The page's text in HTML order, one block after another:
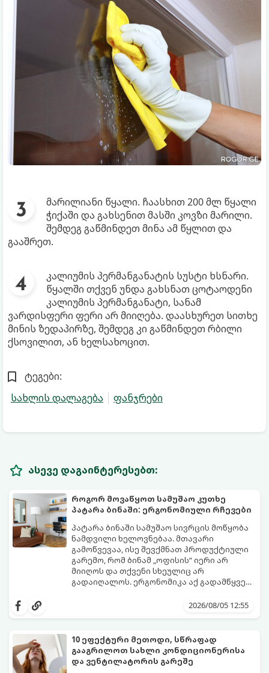
მარილიანი წყალი. ჩაასხით 200 მლ წყალი
ჭიქაში და გახსენით მასში კოვზი მარილი.
შემდეგ გაწმინდეთ მინა ამ წყლით და
გააშრეთ.
კალიუმის პერმანგანატის სუსტი ხსნარი.
წყალში თქვენ უნდა გახსნათ ცოტაოდენი
კალიუმის პერმანგანატი, სანამ
ვარდისფერი ფერი არ მიიღება. დაასხურეთ სითხე
მინის ზედაპირზე, შემდეგ კი გაწმინდეთ რბილი
ქსოვილით, ან ხელსახოცით.
ტეგები:
სახლის დალაგება
ფანჯრები
ასევე დაგაინტერესებთ:
როგორ მოვაწყოთ სამუშაო კუთხე
პატარა ბინაში: ერგონომიული რჩევები
პატარა ბინაში სამუშაო სივრცის მოწყობა
ნამდვილი ხელოვნებაა. მთავარი
გამოწვევაა, ისე შევქმნათ პროდუქტიული
გარემო, რომ ბინამ „ოფისის“ იერი არ
მიიღოს და თქვენი სხეულიც არ
გადაიღალოს. ერგონომიკა აქ გადამწყვეტ
2026/08/05 12:55
10 ეფექტური მეთოდი, სწრაფად
გააგრილოთ სახლი კონდიციონერისა
და ვენტილატორის გარეშე